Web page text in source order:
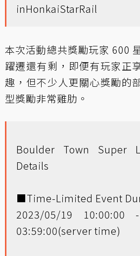
inHonkaiStarRail
本次活動總共獎勵玩家 600
躍遷還有剩，即便有玩家正
趣，但不少人更關心獎勵的
型獎勵非常雞肋。
Boulder Town Super
Details
■Time-Limited Event
2023/05/19 10:00:00
03:59:00(server time)